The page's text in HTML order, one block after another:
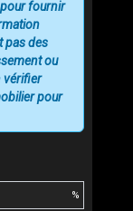
%
pour fournir
pas des
ou
vérifier
pour